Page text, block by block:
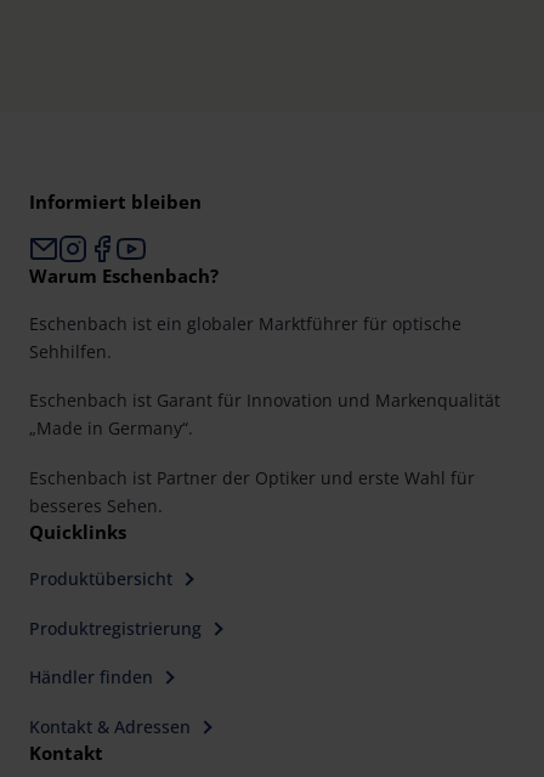
Informiert bleiben
Warum Eschenbach?
Eschenbach ist ein globaler Marktführer für optische
Sehhilfen.
Eschenbach ist Garant für Innovation und Markenqualität
„Made in Germany“.
Eschenbach ist Partner der Optiker und erste Wahl für
besseres Sehen.
Quicklinks
Produktübersicht
Produktregistrierung
Händler finden
Kontakt & Adressen
Kontakt